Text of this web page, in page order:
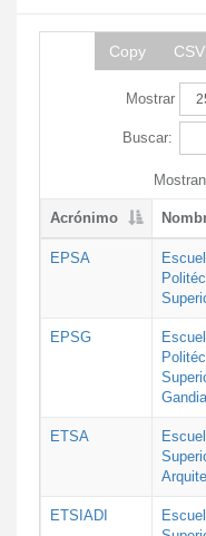
Copy CSV
Mostrar
Buscar:
Acrónimo
EPSA
EPSG
Gandia
ETSA
ETSIADI